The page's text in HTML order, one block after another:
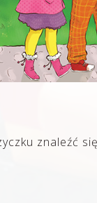
znaleźć